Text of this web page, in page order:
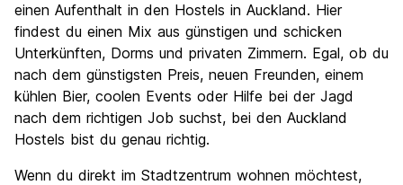
einen Aufenthalt in den Hostels in Auckland. Hier
findest du einen Mix aus günstigen und schicken
Unterkünften, Dorms und privaten Zimmern. Egal, ob du
nach dem günstigsten Preis, neuen Freunden, einem
kühlen Bier, coolen Events oder Hilfe bei der Jagd
nach dem richtigen Job suchst, bei den Auckland
Hostels bist du genau richtig.
Wenn du direkt im Stadtzentrum wohnen möchtest,